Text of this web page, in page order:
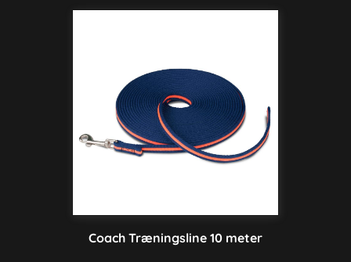
Coach Træningsline 10 meter